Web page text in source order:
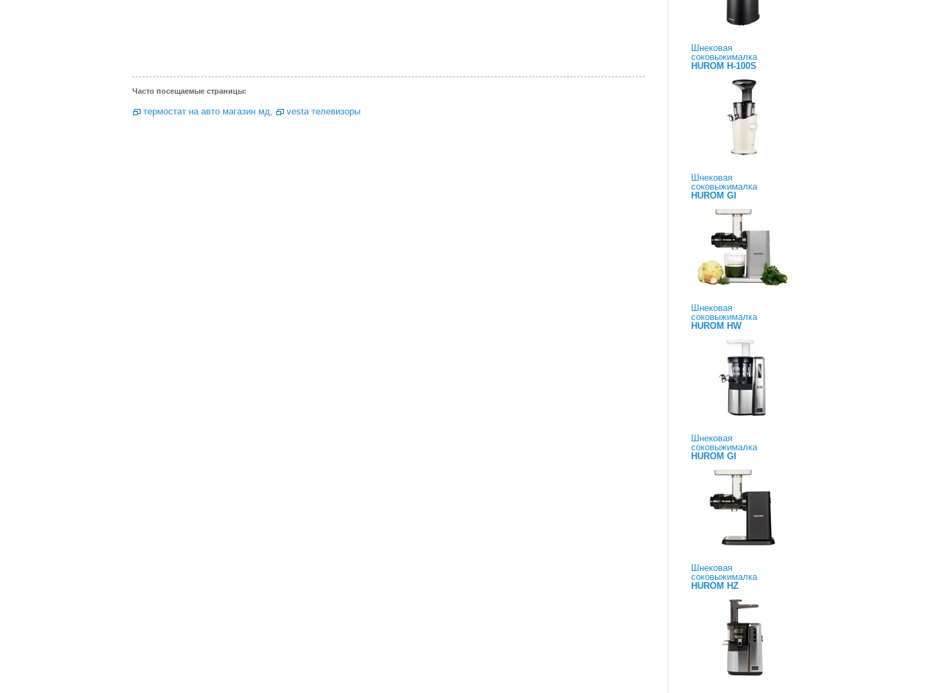
Часто посещаемые страницы:
термостат на авто магазин мд, vesta телевизоры
Шнековая
соковыжималка
HUROM H-100S
Шнековая
соковыжималка
HUROM GI
Шнековая
соковыжималка
HUROM HW
Шнековая
соковыжималка
HUROM GI
Шнековая
соковыжималка
HUROM HZ